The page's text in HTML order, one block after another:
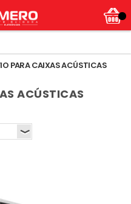
PARA CAIXAS ACÚSTICAS
ACÚSTICAS